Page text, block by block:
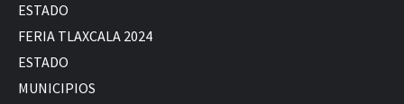
ESTADO
FERIA TLAXCALA 2024
ESTADO
MUNICIPIOS